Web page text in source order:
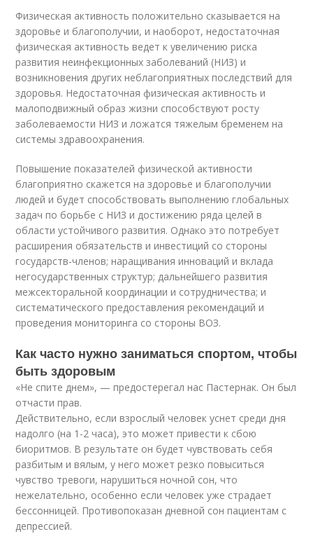
Физическая активность положительно сказывается на
здоровье и благополучии, и наоборот, недостаточная
физическая активность ведет к увеличению риска
развития неинфекционных заболеваний (НИЗ) и
возникновения других неблагоприятных последствий для
здоровья. Недостаточная физическая активность и
малоподвижный образ жизни способствуют росту
заболеваемости НИЗ и ложатся тяжелым бременем на
системы здравоохранения.
Повышение показателей физической активности
благоприятно скажется на здоровье и благополучии
людей и будет способствовать выполнению глобальных
задач по борьбе с НИЗ и достижению ряда целей в
области устойчивого развития. Однако это потребует
расширения обязательств и инвестиций со стороны
государств-членов; наращивания инноваций и вклада
негосударственных структур; дальнейшего развития
межсекторальной координации и сотрудничества; и
систематического предоставления рекомендаций и
проведения мониторинга со стороны ВОЗ.
Как часто нужно заниматься спортом, чтобы
быть здоровым
«Не спите днем», — предостерегал нас Пастернак. Он был
отчасти прав.
Действительно, если взрослый человек уснет среди дня
надолго (на 1-2 часа), это может привести к сбою
биоритмов. В результате он будет чувствовать себя
разбитым и вялым, у него может резко повыситься
чувство тревоги, нарушиться ночной сон, что
нежелательно, особенно если человек уже страдает
бессонницей. Противопоказан дневной сон пациентам с
депрессией.